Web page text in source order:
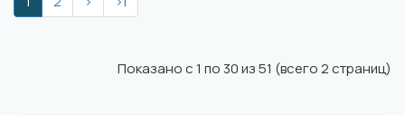
Показано с 1 по 30 из 51 (всего 2 страниц)